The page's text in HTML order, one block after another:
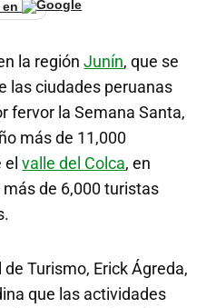
la regiónJunín, que se
las ciudades peruanas
fervor la Semana Santa,
más de 11,000
elvalle del Colca, en
de 6,000 turistas
Turismo, Erick Ágreda,
que las actividades